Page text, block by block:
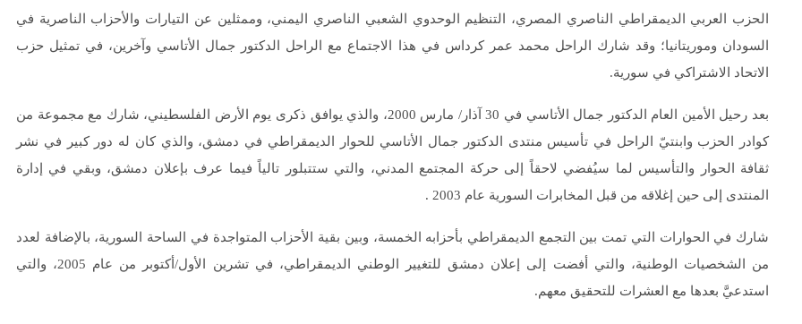
الحزب العربي الديمقراطي الناصري المصري، التنظيم الوحدوي الشعبي الناصري اليمني، وممثلين عن التيارات والأحزاب الناصرية في
السودان وموريتانيا؛ وقد شارك الراحل محمد عمر كرداس في هذا الاجتماع مع الراحل الدكتور جمال الأتاسي وآخرين، في تمثيل حزب
الاتحاد الاشتراكي في سورية.
بعد رحيل الأمين العام الدكتور جمال الأتاسي في 30 آذار/ مارس 2000، والذي يوافق ذكرى يوم الأرض الفلسطيني، شارك مع مجموعة من
كوادر الحزب وابنتيّ الراحل في تأسيس منتدى الدكتور جمال الأتاسي للحوار الديمقراطي في دمشق، والذي كان له دور كبير في نشر
ثقافة الحوار والتأسيس لما سيُفضي لاحقاً إلى حركة المجتمع المدني، والتي ستتبلور تالياً فيما عرف بإعلان دمشق، وبقي في إدارة
المنتدى إلى حين إغلاقه من قبل المخابرات السورية عام 2003 .
شارك في الحوارات التي تمت بين التجمع الديمقراطي بأحزابه الخمسة، وبين بقية الأحزاب المتواجدة في الساحة السورية، بالإضافة لعدد
من الشخصيات الوطنية، والتي أفضت إلى إعلان دمشق للتغيير الوطني الديمقراطي، في تشرين الأول/أكتوبر من عام 2005، والتي
استدعيَّ بعدها مع العشرات للتحقيق معهم.